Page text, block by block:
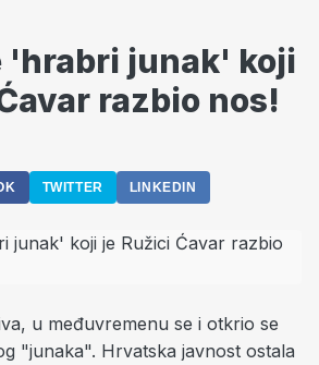
'hrabri junak' koji
razbio nos!
TWITTER LINKEDIN
u međuvremenu se i otkrio se
"junaka". Hrvatska javnost ostala